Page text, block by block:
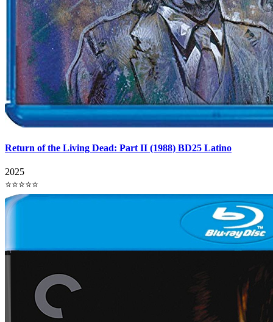
Return of the Living Dead: Part II (1988) BD25 Latino
2025
⭐⭐⭐⭐⭐